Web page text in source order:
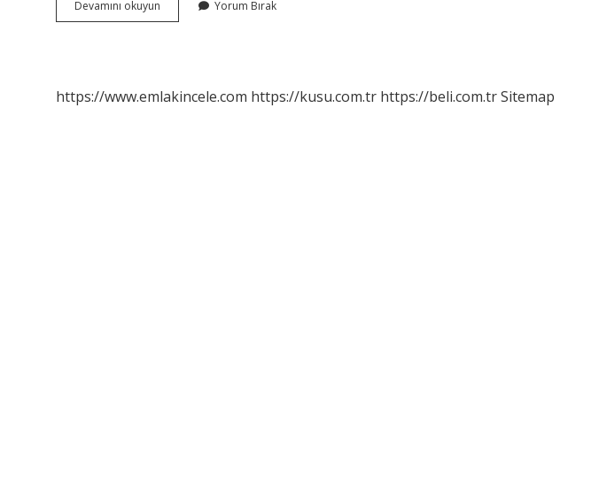
Devamını okuyun
Nedir
Yorum Bırak
https://www.emlakincele.com https://kusu.com.tr https://beli.com.trSitemap